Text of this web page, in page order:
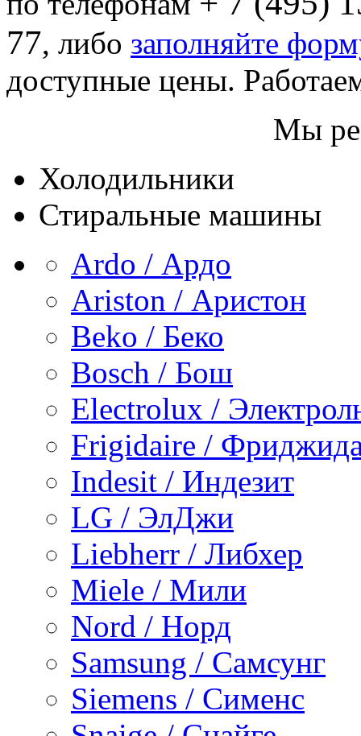
77, либо заполняйте
доступные цены.
Мы
Холодильники
Стиральные машины
Ardo / Ардо
Ariston / Аристон
Beko / Беко
Bosch / Бош
Electrolux /
Frigidaire /
Indesit / Индезит
LG / ЭлДжи
Liebherr / Либхер
Miele / Мили
Nord / Норд
Samsung / Самсунг
Siemens / Сименс